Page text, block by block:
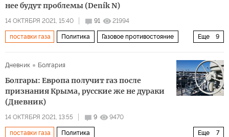
нее будут проблемы (Deník N)
14 ОКТЯБРЯ 2021, 15:40 91 21994
Еще 9
поставки газа Политика Газовое противостояние
Дневник Болгария
Болгары: Европа получит газ после
признания Крыма, русские же не дураки
(Дневник)
14 ОКТЯБРЯ 2021, 13:55 9 9470
Еще 7
поставки газа Политика